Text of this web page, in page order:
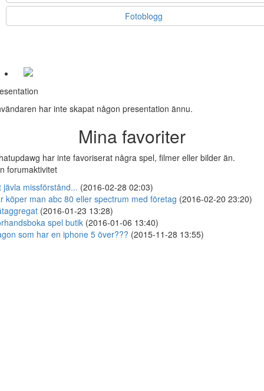
Fotoblogg
har inte skapat någon presentation ännu.
Mina favoriter
har inte favoriserat några spel, filmer eller bilder än.
forumaktivitet
jävla missförstånd... (2016-02-28 02:03)
köper man abc 80 eller spectrum med företag (2016-02-20 23:20)
(2016-01-23 13:28)
spel butik (2016-01-06 13:40)
som har en iphone 5 över??? (2015-11-28 13:55)